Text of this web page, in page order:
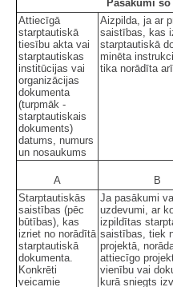
Pasākumi
Attiecīgā
starptautiskā
tiesību akta vai
starptautiskas
institūcijas vai
organizācijas
dokumenta
(turpmāk -
starptautiskais
dokuments)
datums, numurs
un nosaukums
Aizpilda, ja ar
saistības, kas
starptautiskā
minēta
tika norādīta
A B
Starptautiskās
saistības (pēc
būtības), kas
izriet no norādītā
starptautiskā
dokumenta.
Konkrēti
veicamie
Ja pasākumi
uzdevumi, ar
izpildītas
saistības, tiek
projektā,
attiecīgo
vienību vai
kurā sniegts